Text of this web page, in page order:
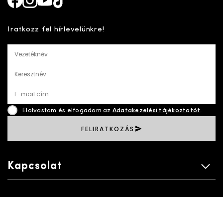
Iratkozz fel hírlevelünkre!
Vezetéknév
Keresztnév
E-mail cím
Elolvastam és elfogadom az Adatakezelési tájékoztatót.
FELIRATKOZÁS
Kapcsolat